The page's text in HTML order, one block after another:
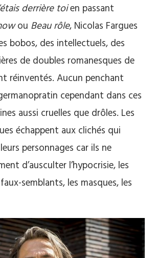
derrière toien passant
ou Beau rôle, Nicolas Fargues
bobos, des intellectuels, des
de doubles romanesques de
réinventés. Aucun penchant
cependant dans ces
aussi cruelles que drôles. Les
échappent aux clichés qui
personnages car ils ne
d’ausculter l’hypocrisie, les
semblants, les masques, les